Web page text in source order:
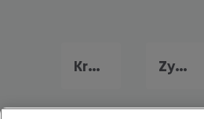
Kreta Urlaub Zypern Urlaub